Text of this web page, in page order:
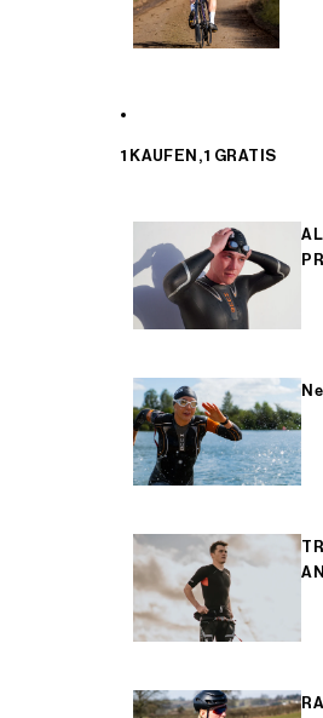
1 KAUFEN, 1 GRATIS